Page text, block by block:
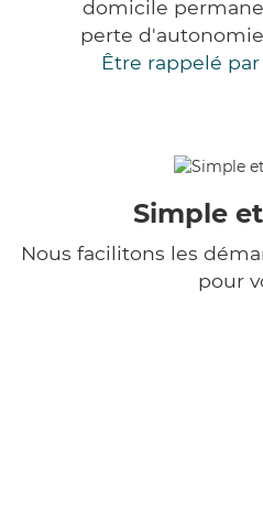
domicile
perte
Être rappelé
Simple
Nous facilitons les
pour